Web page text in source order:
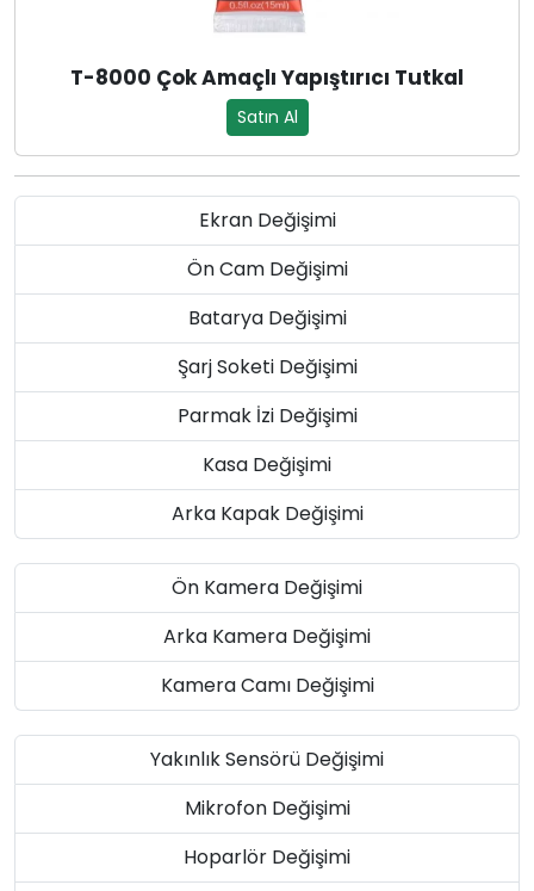
T-8000 Çok Amaçlı Yapıştırıcı Tutkal
Satın Al
Ekran Değişimi
Ön Cam Değişimi
Batarya Değişimi
Şarj Soketi Değişimi
Parmak İzi Değişimi
Kasa Değişimi
Arka Kapak Değişimi
Ön Kamera Değişimi
Arka Kamera Değişimi
Kamera Camı Değişimi
Yakınlık Sensörü Değişimi
Mikrofon Değişimi
Hoparlör Değişimi